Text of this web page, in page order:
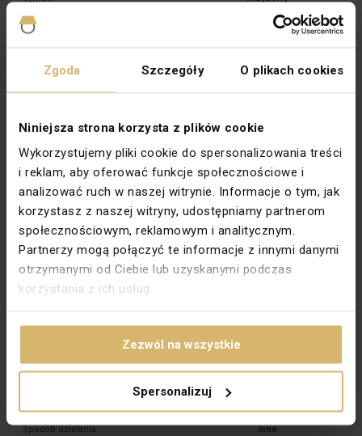
Zgoda Szczegóły O plikach cookies
Niniejsza strona korzysta z plików cookie
Wykorzystujemy pliki cookie do spersonalizowania treści
i reklam, aby oferować funkcje społecznościowe i
analizować ruch w naszej witrynie. Informacje o tym, jak
korzystasz z naszej witryny, udostępniamy partnerom
społecznościowym, reklamowym i analitycznym.
Partnerzy mogą połączyć te informacje z innymi danymi
otrzymanymi od Ciebie lub uzyskanymi podczas
korzystania z ich usług.
Zezwól na wszystkie
Spersonalizuj
Szerokość [mm]
Wykończenie powierzchni
Podświetlenie Nie
Głębokość montażu [mm] 24,5
Typ zacisków Gwintowe
Do systemu ramkowego Nie
PKWIU 27.33.11.0
Pozostałe dane techniczne
Sposób działania Inne